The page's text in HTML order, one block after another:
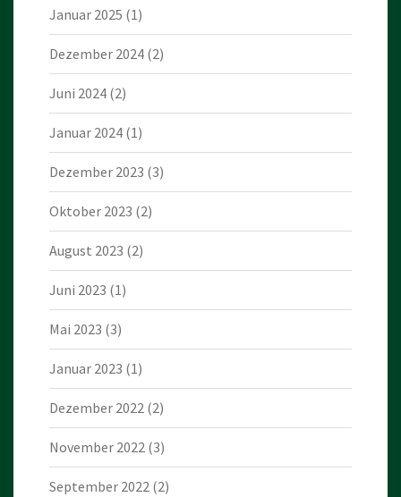
Januar 2025 (1)
Dezember 2024 (2)
Juni 2024 (2)
Januar 2024 (1)
Dezember 2023 (3)
Oktober 2023 (2)
August 2023 (2)
Juni 2023 (1)
Mai 2023 (3)
Januar 2023 (1)
Dezember 2022 (2)
November 2022 (3)
September 2022 (2)